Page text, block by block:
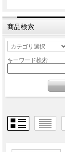
商品検索
キーワード検索